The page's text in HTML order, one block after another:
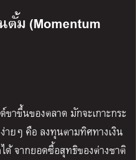
ม (Momentum
าขึ้นของตลาด มักจะเกาะกระ
ยๆ คือ ลงทุนตามทิศทางเงิน
ด้ จากยอดซื้อสุทธิของต่างชาติ